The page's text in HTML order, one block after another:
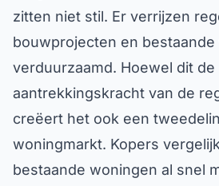
zitten niet stil. Er verrijzen
bouwprojecten en
verduurzaamd. Hoewel dit de
aantrekkingskracht van de
creëert het ook een
woningmarkt. Kopers
bestaande woningen al snel